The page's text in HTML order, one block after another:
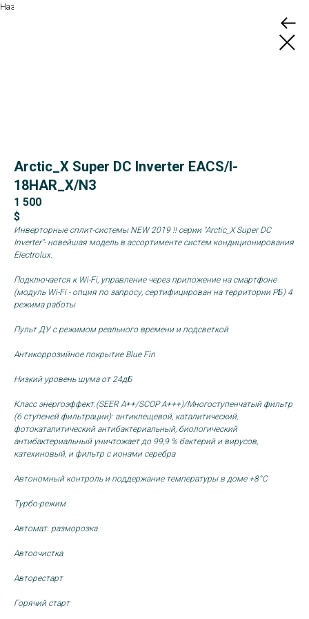
Назад
Arctic_X Super DC Inverter EACS/I-
18HAR_X/N3
1 500
$
Инверторные сплит-системы NEW 2019 !! серии "Arctic_X Super DC
Inverter"- новейшая модель в ассортименте систем кондиционирования
Electrolux.
Подключается к Wi-Fi, управление через приложение на смартфоне
(модуль Wi-Fi - опция по запросу, сертифицирован на территории РБ) 4
режима работы
Пульт ДУ с режимом реального времени и подсветкой
Антикоррозийное покрытие Blue Fin
Низкий уровень шума от 24дБ
Класс энергоэффект.(SEER A++/SCOP A+++)/Многоступенчатый фильтр
(6 ступеней фильтрации): антиклещевой, каталитический,
фотокаталитический антибактериальный, биологический
антибактериальный уничтожает до 99,9 % бактерий и вирусов,
катехиновый, и фильтр с ионами серебра
Автономный контроль и поддержание температуры в доме +8°С
Турбо-режим
Автомат. разморозка
Автоочистка
Авторестарт
Горячий старт